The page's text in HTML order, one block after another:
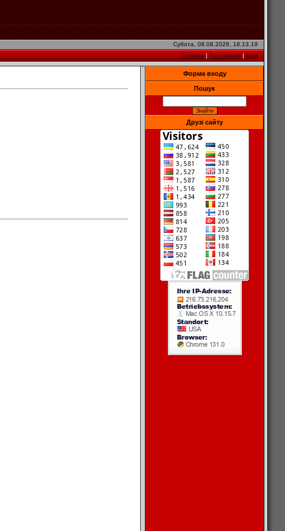
Субота, 08.08.2026, 18.13.19
Головна|Реєстрація|Вхід
Форма входу
Пошук
Друзі сайту